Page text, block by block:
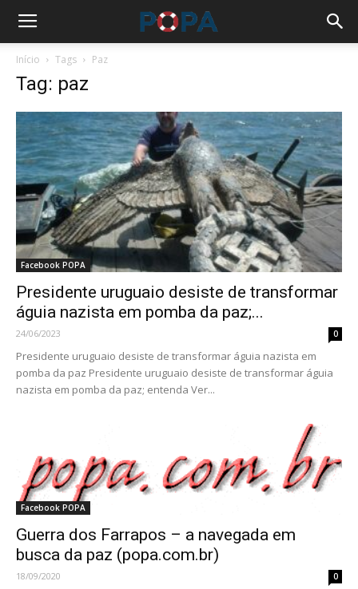
Início Tags Paz
Tag: paz
Facebook POPA
Presidente uruguaio desiste de transformar
águia nazista em pomba da paz;...
24/06/2023 0
Presidente uruguaio desiste de transformar águia nazista em
pomba da paz Presidente uruguaio desiste de transformar águia
nazista em pomba da paz; entenda Ver...
Facebook POPA
Guerra dos Farrapos – a navegada em
busca da paz (popa.com.br)
18/09/2020 0